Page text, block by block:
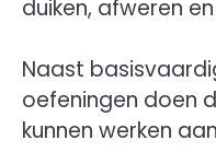
duiken, afweren
Naast
oefeningen doen
kunnen werken